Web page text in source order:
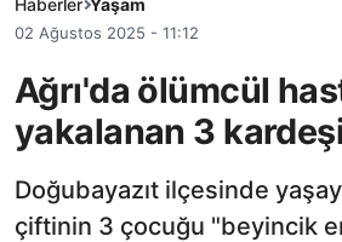
Haberler Yaşam
02 Ağustos 2025 - 11:12
Ağrı'da ölümcül
yakalanan 3
Doğubayazıt ilçesinde
çiftinin 3 çocuğu "beyincik